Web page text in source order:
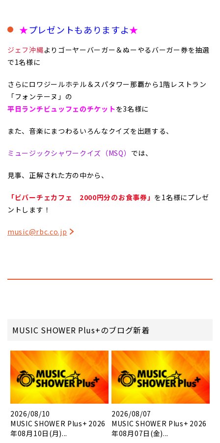
★プレゼントもありますよ★
ジェフ沖縄よりゴーヤーバーガー＆ぬーやるバーガー券を抽選
で1名様に
さらにロワジールホテル＆スパタワー那覇から1階レストラン
「フォンテーヌ」の
平日ランチビュッフェのチケットを3名様に
また、音楽にまつわるいろんなクイズを出題する、
ミュージックシャワークイズ（MSQ） では、
見事、正解された方の中から、
「ビバーチェカフェ 2000円分のお食事券」 を1名様にプレゼ
ントします！
music@rbc.co.jp
MUSIC SHOWER Plus+のブログ新着
2026/08/10
MUSIC SHOWER Plus+ 2026
年08月10日(月)...
2026/08/07
MUSIC SHOWER Plus+ 2026
年08月07日(金)...